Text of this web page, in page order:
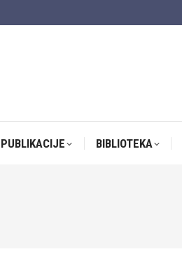
PUBLIKACIJE BIBLIOTEKA
PUBLIKACIJE BIBLIOTEKA